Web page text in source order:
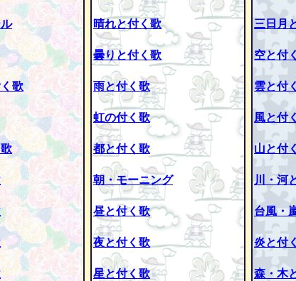
歌
晴れと付く歌
曇りと付く歌
雨と付く歌
虹の付く歌
都と付く歌
朝・モーニング
昼と付く歌
夜と付く歌
星と付く歌
三日月
空と付
雲と付
風と付
山と付
川・河
台風・
炎と付
森・木